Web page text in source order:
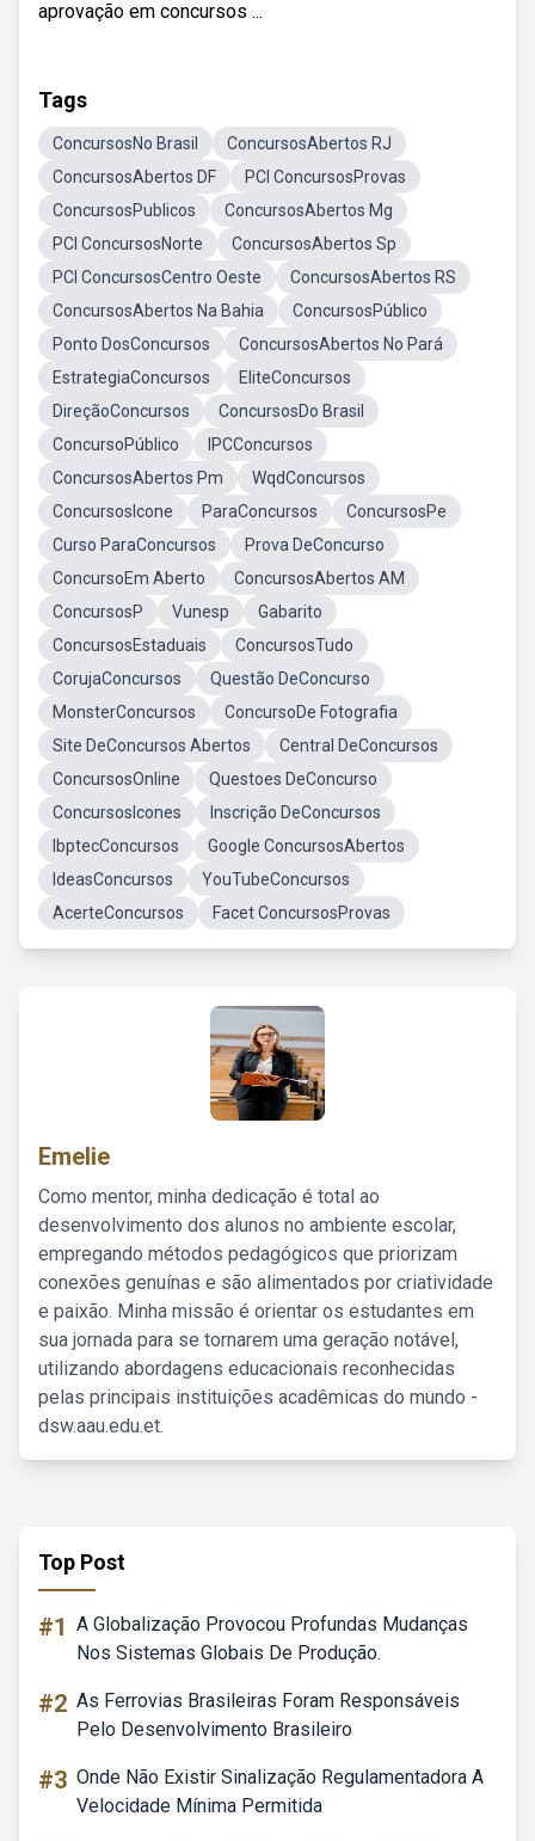
aprovação em concursos ...
Tags
ConcursosNo Brasil
ConcursosAbertos RJ
ConcursosAbertos DF
PCI ConcursosProvas
ConcursosPublicos
ConcursosAbertos Mg
PCI ConcursosNorte
ConcursosAbertos Sp
PCI ConcursosCentro Oeste
ConcursosAbertos RS
ConcursosAbertos Na Bahia
ConcursosPúblico
Ponto DosConcursos
ConcursosAbertos No Pará
EstrategiaConcursos
EliteConcursos
DireçãoConcursos
ConcursosDo Brasil
ConcursoPúblico
IPCConcursos
ConcursosAbertos Pm
WqdConcursos
ConcursosIcone
ParaConcursos
ConcursosPe
Curso ParaConcursos
Prova DeConcurso
ConcursoEm Aberto
ConcursosAbertos AM
ConcursosP
Vunesp
Gabarito
ConcursosEstaduais
ConcursosTudo
CorujaConcursos
Questão DeConcurso
MonsterConcursos
ConcursoDe Fotografia
Site DeConcursos Abertos
Central DeConcursos
ConcursosOnline
Questoes DeConcurso
ConcursosIcones
Inscrição DeConcursos
IbptecConcursos
Google ConcursosAbertos
IdeasConcursos
YouTubeConcursos
AcerteConcursos
Facet ConcursosProvas
Emelie
Como mentor, minha dedicação é total ao
desenvolvimento dos alunos no ambiente escolar,
empregando métodos pedagógicos que priorizam
conexões genuínas e são alimentados por criatividade
e paixão. Minha missão é orientar os estudantes em
sua jornada para se tornarem uma geração notável,
utilizando abordagens educacionais reconhecidas
pelas principais instituições acadêmicas do mundo -
dsw.aau.edu.et.
Top Post
#1 A Globalização Provocou Profundas Mudanças
Nos Sistemas Globais De Produção.
#2 As Ferrovias Brasileiras Foram Responsáveis
Pelo Desenvolvimento Brasileiro
#3 Onde Não Existir Sinalização Regulamentadora A
Velocidade Mínima Permitida